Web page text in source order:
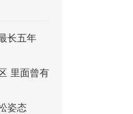
长五年
里面曾有
姿态